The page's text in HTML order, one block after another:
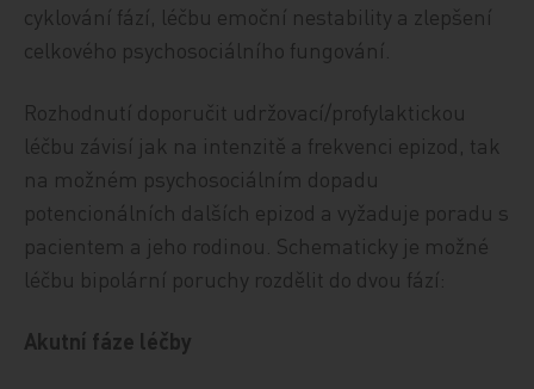
cyklování fází, léčbu emoční nestability a zlepšení
celkového psychosociálního fungování.
Rozhodnutí doporučit udržovací/profylaktickou
léčbu závisí jak na intenzitě a frekvenci epizod, tak
na možném psychosociálním dopadu
potencionálních dalších epizod a vyžaduje poradu s
pacientem a jeho rodinou. Schematicky je možné
léčbu bipolární poruchy rozdělit do dvou fází:
Akutní fáze léčby